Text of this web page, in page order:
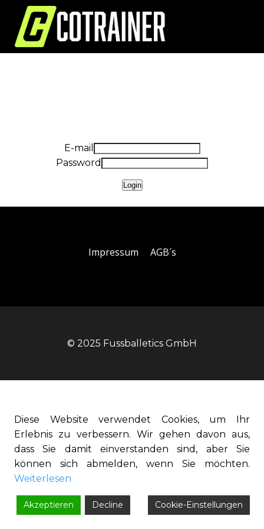
Inhalt
springen
E-mail
Password
Login
Impressum AGB´s
© 2025 Fussballetics GmbH
Diese Website verwendet Cookies, um Ihr
Erlebnis zu verbessern. Wir gehen davon aus,
dass Sie damit einverstanden sind, aber Sie
können sich abmelden, wenn Sie möchten.
Weiterlesen
Akzeptieren Decline Cookie-Einstellungen